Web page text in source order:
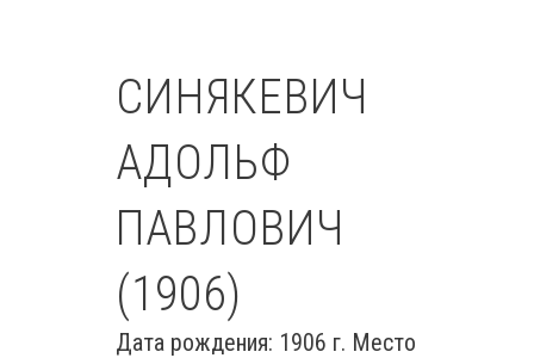
СИНЯКЕВИЧ
АДОЛЬФ
ПАВЛОВИЧ
(1906)
Дата рождения: 1906 г. Место